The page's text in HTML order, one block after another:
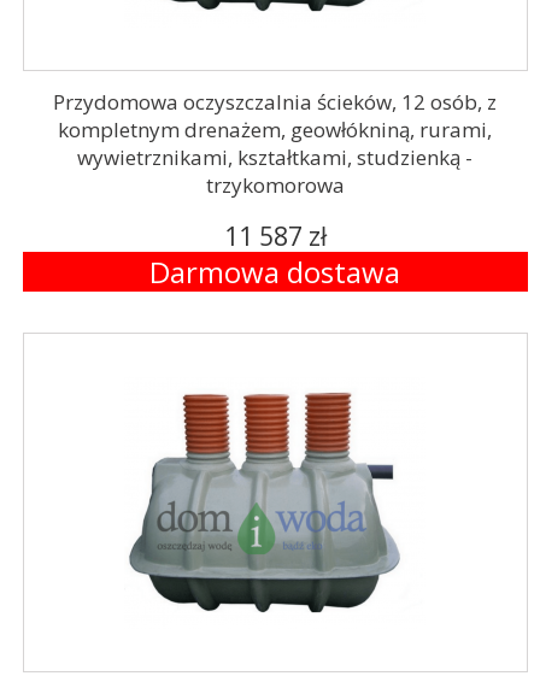
Przydomowa oczyszczalnia ścieków, 12 osób, z
kompletnym drenażem, geowłókniną, rurami,
wywietrznikami, kształtkami, studzienką -
trzykomorowa
11 587 zł
Darmowa dostawa